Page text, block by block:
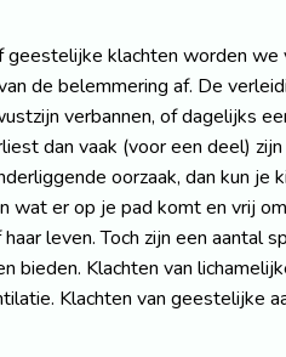
geestelijke klachten worden
de belemmering af. De
verbannen, of dagelijks
dan vaak (voor een deel)
oorzaak, dan kun
wat er op je pad komt en vrij
leven. Toch zijn een
bieden. Klachten van
Klachten van geestelijke